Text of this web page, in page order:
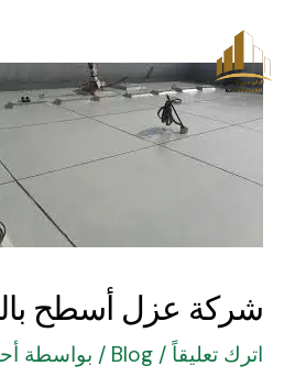
إلى
المحتوى
شركة عزل أسطح
اترك تعليقاً /
Blog / بواسطة
navigation